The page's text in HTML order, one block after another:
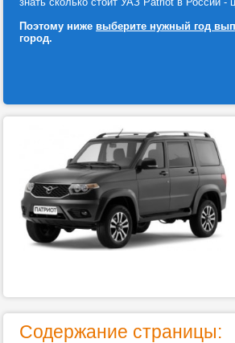
Поэтому ниже выберите нужный год
город.
Содержание страницы: